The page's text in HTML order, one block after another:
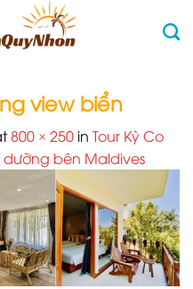
view biển
800 × 250 in Tour Kỳ Co
dưỡng bên Maldives